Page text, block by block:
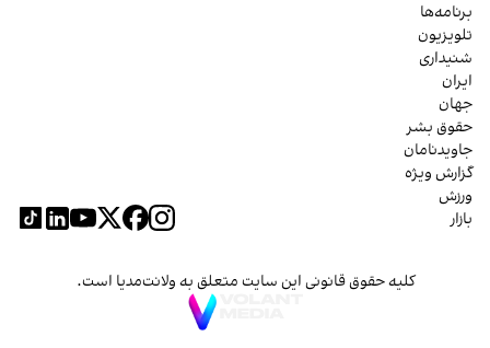
برنامه‌ها
تلویزیون
شنیداری
ایران
جهان
حقوق بشر
جاویدنامان
گزارش ویژه
ورزش
بازار
کلیه حقوق قانونی این سایت متعلق به ولانت‌مدیا است.